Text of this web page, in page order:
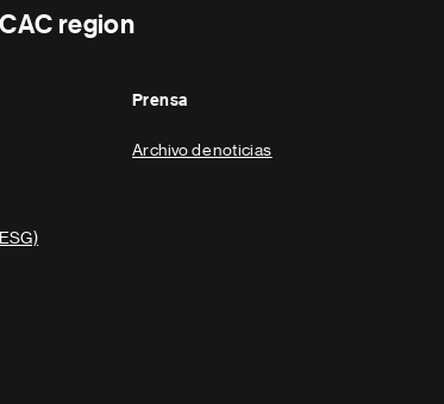
region
Prensa
Archivo de noticias